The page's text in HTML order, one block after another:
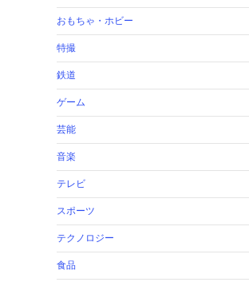
おもちゃ・ホビー
特撮
鉄道
ゲーム
芸能
音楽
テレビ
スポーツ
テクノロジー
食品